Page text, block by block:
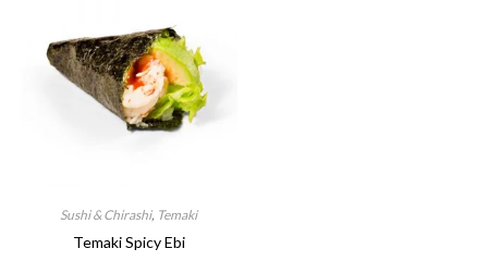
Sushi & Chirashi, Temaki
Temaki Spicy Ebi